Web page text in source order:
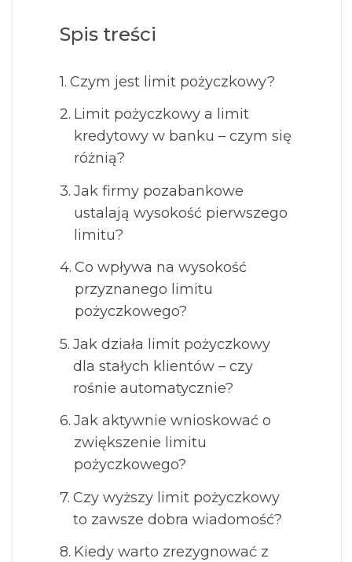
Spis treści
Czym jest limit pożyczkowy?
Limit pożyczkowy a limit
kredytowy w banku – czym się
różnią?
Jak firmy pozabankowe
ustalają wysokość pierwszego
limitu?
Co wpływa na wysokość
przyznanego limitu
pożyczkowego?
Jak działa limit pożyczkowy
dla stałych klientów – czy
rośnie automatycznie?
Jak aktywnie wnioskować o
zwiększenie limitu
pożyczkowego?
Czy wyższy limit pożyczkowy
to zawsze dobra wiadomość?
Kiedy warto zrezygnować z